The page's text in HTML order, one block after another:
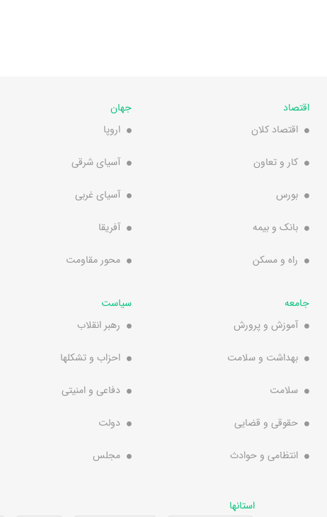
اقتصاد
اقتصاد کلان
کار و تعاون
بورس
بانک و بیمه
راه و مسکن
جامعه
آموزش و پرورش
بهداشت و سلامت
سلامت
حقوقی و قضایی
انتظامی و حوادث
جهان
اروپا
آسیای شرقی
آسیای غربی
آفریقا
محور مقاومت
سیاست
رهبر انقلاب
احزاب و تشکلها
دفاعی و امنیتی
دولت
مجلس
استانها